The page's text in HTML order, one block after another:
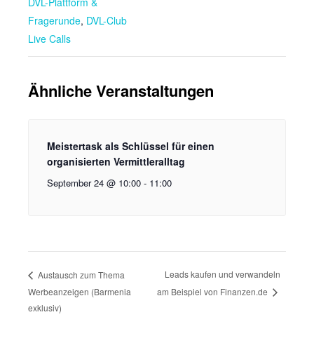
Fragerunde, DVL-Club
Live Calls
Ähnliche Veranstaltungen
Meistertask als Schlüssel für einen
organisierten Vermittleralltag
September 24 @ 10:00 - 11:00
Austausch zum Thema
Werbeanzeigen (Barmenia
exklusiv)
Leads kaufen und verwandeln
am Beispiel von Finanzen.de